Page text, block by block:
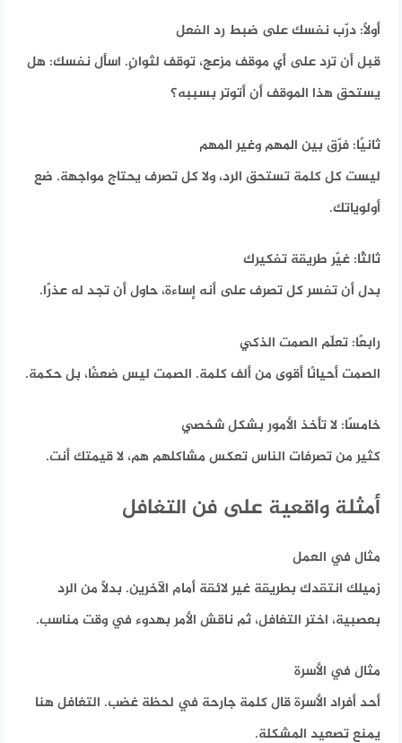
أولًا: درّب نفسك على ضبط رد الفعل
قبل أن ترد على أي موقف مزعج، توقف لثوانٍ. اسأل نفسك: هل
يستحق هذا الموقف أن أتوتر بسببه؟
ثانيًا: فرّق بين المهم وغير المهم
ليست كل كلمة تستحق الرد، ولا كل تصرف يحتاج مواجهة. ضع
أولوياتك.
ثالثًا: غيّر طريقة تفكيرك
بدل أن تفسر كل تصرف على أنه إساءة، حاول أن تجد له عذرًا.
رابعًا: تعلّم الصمت الذكي
الصمت أحيانًا أقوى من ألف كلمة. الصمت ليس ضعفًا، بل حكمة.
خامسًا: لا تأخذ الأمور بشكل شخصي
كثير من تصرفات الناس تعكس مشاكلهم هم، لا قيمتك أنت.
أمثلة واقعية على فن التغافل
مثال في العمل
زميلك انتقدك بطريقة غير لائقة أمام الآخرين. بدلًا من الرد
بعصبية، اختر التغافل، ثم ناقش الأمر بهدوء في وقت مناسب.
مثال في الأسرة
أحد أفراد الأسرة قال كلمة جارحة في لحظة غضب. التغافل هنا
يمنع تصعيد المشكلة.